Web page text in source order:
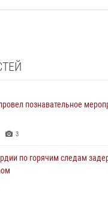
познавательное
3
по горячим следам